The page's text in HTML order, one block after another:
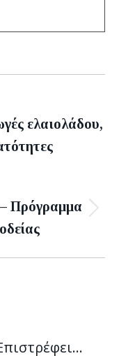
ελαιολάδου,